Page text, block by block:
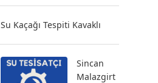
Su Kaçağı Tespiti Kavaklı
Sincan
Malazgirt